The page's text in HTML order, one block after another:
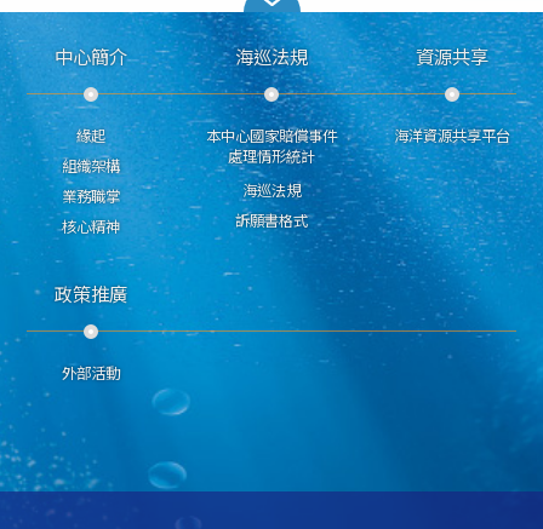
中心簡介
緣起
組織架構
業務職掌
核心精神
海巡法規
本中心國家賠償事件
處理情形統計
海巡法規
訴願書格式
資源共享
海洋資源共享平台
政策推廣
外部活動